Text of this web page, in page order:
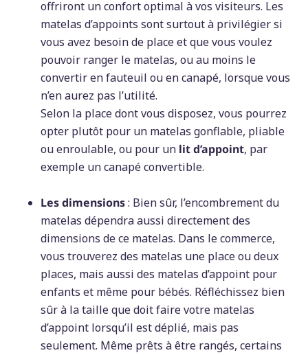
offriront un confort optimal à vos visiteurs. Les
matelas d’appoints sont surtout à privilégier si
vous avez besoin de place et que vous voulez
pouvoir ranger le matelas, ou au moins le
convertir en fauteuil ou en canapé, lorsque vous
n’en aurez pas l’utilité.
Selon la place dont vous disposez, vous pourrez
opter plutôt pour un matelas gonflable, pliable
ou enroulable, ou pour un lit d’appoint, par
exemple un canapé convertible.
Les dimensions: Bien sûr, l’encombrement du
matelas dépendra aussi directement des
dimensions de ce matelas. Dans le commerce,
vous trouverez des matelas une place ou deux
places, mais aussi des matelas d’appoint pour
enfants et même pour bébés. Réfléchissez bien
sûr à la taille que doit faire votre matelas
d’appoint lorsqu’il est déplié, mais pas
seulement. Même prêts à être rangés, certains